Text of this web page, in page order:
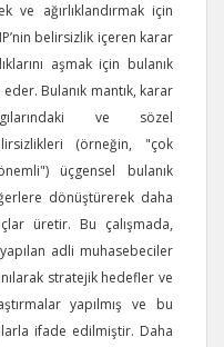
ve ağırlıklandırmak için
belirsizlik içeren karar
aşmak için bulanık
Bulanık mantık, karar
ve sözel
(örneğin, "çok
üçgensel bulanık
dönüştürerek daha
üretir. Bu çalışmada,
adli muhasebeciler
stratejik hedefler ve
yapılmış ve bu
ifade edilmiştir. Daha